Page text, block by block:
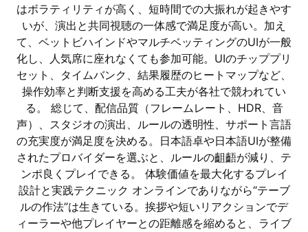
はボラティリティが高く、短時間での大振れが起きやす
いが、演出と共同視聴の一体感で満足度が高い。加え
て、ベットビハインドやマルチベッティングのUIが一般
化し、人気席に座れなくても参加可能。UIのチッププリ
セット、タイムバンク、結果履歴のヒートマップなど、
操作効率と判断支援を高める工夫が各社で競われてい
る。 総じて、配信品質（フレームレート、HDR、音
声）、スタジオの演出、ルールの透明性、サポート言語
の充実度が満足度を決める。日本語卓や日本語UIが整備
されたプロバイダーを選ぶと、ルールの齟齬が減り、テ
ンポ良くプレイできる。 体験価値を最大化するプレイ
設計と実践テクニック オンラインでありながら“テーブ
ルの作法”は生きている。挨拶や短いリアクションでデ
ィーラーや他プレイヤーとの距離感を縮めると、ライブ